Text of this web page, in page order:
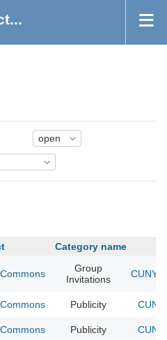
Category name
Group
Invitations
CUNY
Publicity
Publicity